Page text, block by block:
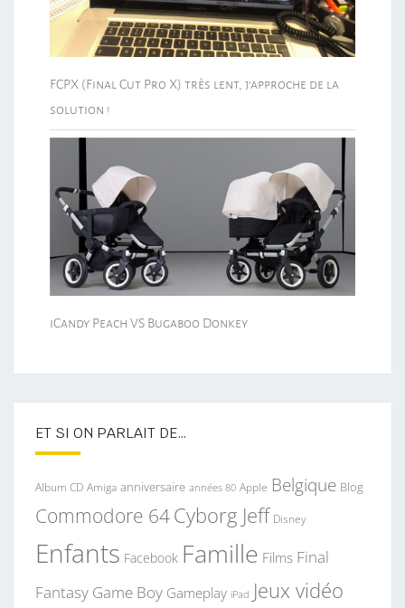
FCPX (Final Cut Pro X) très lent, j’approche de la
solution !
iCandy Peach VS Bugaboo Donkey
ET SI ON PARLAIT DE…
Album CD Amiga anniversaire années 80 Apple Belgique Blog
Commodore 64Cyborg Jeff Disney
Enfants Facebook Famille Films Final
Fantasy Game Boy Gameplay iPad Jeux vidéo